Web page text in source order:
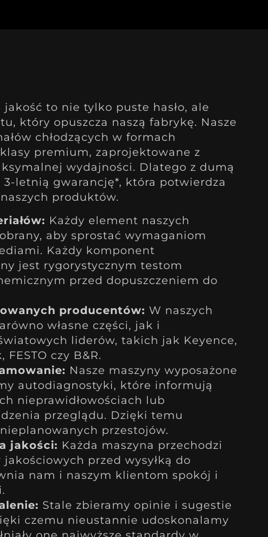
to nie tylko puste hasło, ale
który opuszcza naszą fabrykę. Nasze
chłodzących w formach
premium, zaprojektowane z
wydajności. Dlatego z dumą
letnią gwarancję*, która potwierdza
produktów.
Każdy element naszych
aby sprostać wymaganiom
Każdy komponent
jest rygorystycznym testom
przed dopuszczeniem do
producentów: W naszych
własne części, jak i
liderów, takich jak Keyence,
FESTO czy B&R.
Nasze maszyny wyposażone
autodiagnostyki, które informują
nieprawidłowościach lub
przeglądu. Dzięki temu
przestojów.
jakości: Każda maszyna przechodzi
przed wysyłką do
nam i naszym klientom spokój i
Stale zbieramy opinie i sugestie
czemu nieustannie udoskonalamy